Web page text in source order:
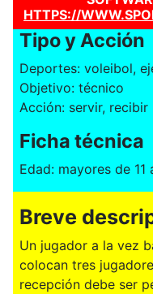
HTTPS://
Tipo y Acción
Deportes: voleibol,
Objetivo: técnico
Acción: servir, recibir
Ficha técnica
Edad: mayores de 11
Breve
Un jugador a la vez
colocan tres
recepción debe ser